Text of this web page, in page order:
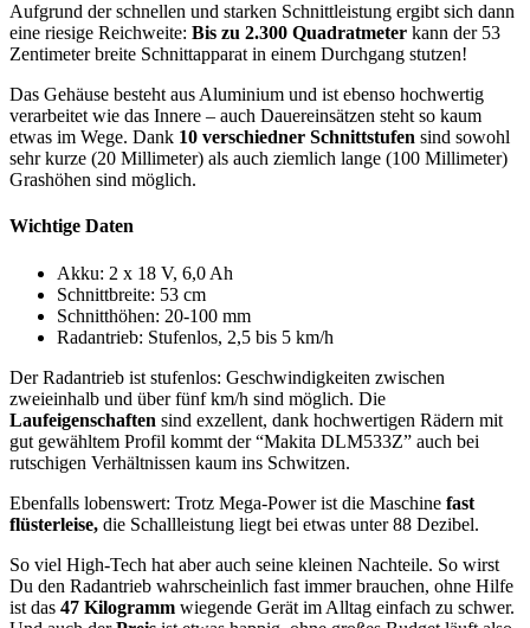
Aufgrund der schnellen und starken Schnittleistung ergibt sich dann
eine riesige Reichweite: Bis zu 2.300 Quadratmeter kann der 53
Zentimeter breite Schnittapparat in einem Durchgang stutzen!
Das Gehäuse besteht aus Aluminium und ist ebenso hochwertig
verarbeitet wie das Innere – auch Dauereinsätzen steht so kaum
etwas im Wege. Dank 10 verschiedner Schnittstufen sind sowohl
sehr kurze (20 Millimeter) als auch ziemlich lange (100 Millimeter)
Grashöhen sind möglich.
Wichtige Daten
Akku: 2 x 18 V, 6,0 Ah
Schnittbreite: 53 cm
Schnitthöhen: 20-100 mm
Radantrieb: Stufenlos, 2,5 bis 5 km/h
Der Radantrieb ist stufenlos: Geschwindigkeiten zwischen
zweieinhalb und über fünf km/h sind möglich. Die
Laufeigenschaften sind exzellent, dank hochwertigen Rädern mit
gut gewähltem Profil kommt der “Makita DLM533Z” auch bei
rutschigen Verhältnissen kaum ins Schwitzen.
Ebenfalls lobenswert: Trotz Mega-Power ist die Maschine fast
flüsterleise, die Schallleistung liegt bei etwas unter 88 Dezibel.
So viel High-Tech hat aber auch seine kleinen Nachteile. So wirst
Du den Radantrieb wahrscheinlich fast immer brauchen, ohne Hilfe
ist das 47 Kilogramm wiegende Gerät im Alltag einfach zu schwer.